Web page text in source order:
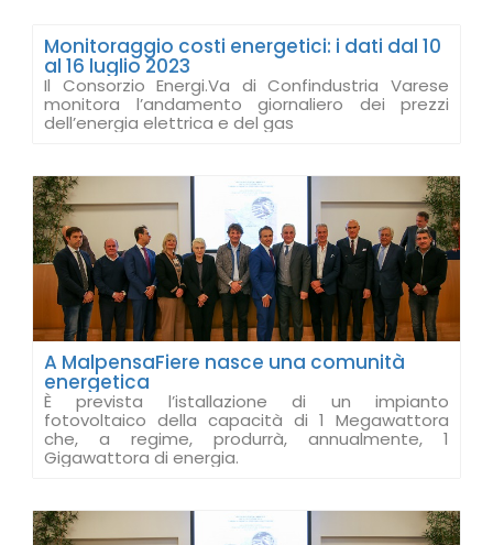
Monitoraggio costi energetici: i dati dal 10
al 16 luglio 2023
Il Consorzio Energi.Va di Confindustria Varese
monitora l’andamento giornaliero dei prezzi
dell’energia elettrica e del gas
A MalpensaFiere nasce una comunità
energetica
È prevista l’istallazione di un impianto
fotovoltaico della capacità di 1 Megawattora
che, a regime, produrrà, annualmente, 1
Gigawattora di energia.